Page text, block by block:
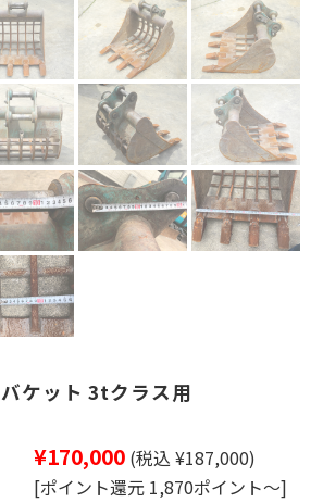
ケット 3tクラス用
¥170,000 (税込 ¥187,000)
[ポイント還元 1,870ポイント～]